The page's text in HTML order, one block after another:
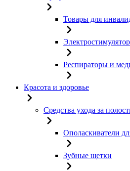
Товары для
Респираторы и
Красота и здоровье
Средства ухода за
Ополаскиватели
Зубные щетки